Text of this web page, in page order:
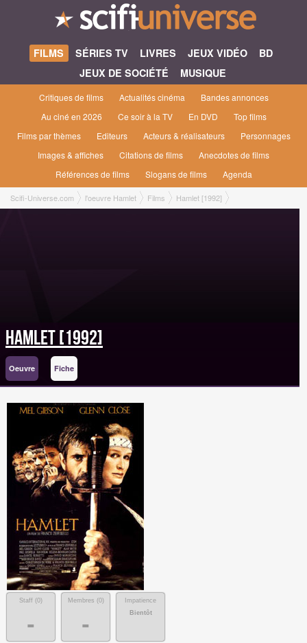
FILMS SÉRIES TV LIVRES JEUX VIDÉO
BD
JEUX DE SOCIÉTÉ
MUSIQUE
Critiques de films Actualités cinéma
Bandes annonces
Au ciné en 2026
Ce soir à la TV En DVD
Top films
Films par thèmes
Editeurs Acteurs & réalisateurs
Personnages
Images & affiches
Citations de films
Anecdotes de films
Références de films
Slogans de films Agenda
Scifi-Universe.com l'oeuvre Hamlet Films Hamlet [1992]
Hamlet [1992]
Oeuvre Fiche
Staff (0)
-
Membres (0)
-
Impatience
Bientôt